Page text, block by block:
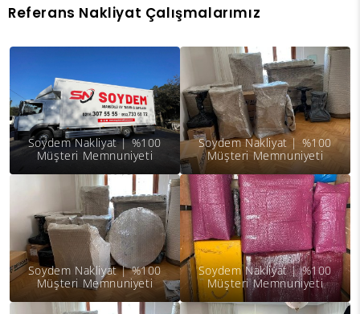
Referans Nakliyat Çalışmalarımız
Soydem Nakliyat | %100
Müşteri Memnuniyeti
Soydem Nakliyat | %100
Müşteri Memnuniyeti
Soydem Nakliyat | %100
Müşteri Memnuniyeti
Soydem Nakliyat | %100
Müşteri Memnuniyeti